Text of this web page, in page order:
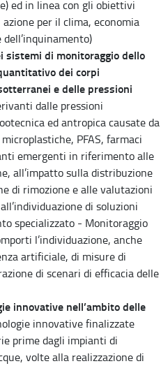
ed in linea con gli obiettivi
azione per il clima, economia
sistemi di monitoraggio dello
dei corpi
e delle pressioni
dalle pressioni
ed antropica causate da
PFAS, farmaci
emergenti in riferimento alle
all’impatto sulla distribuzione
di rimozione e alle valutazioni
di soluzioni
specializzato - Monitoraggio
l’individuazione, anche
artificiale, di misure di
di scenari di efficacia delle
innovative nell’ambito delle
innovative finalizzate
prime dagli impianti di
volte alla realizzazione di